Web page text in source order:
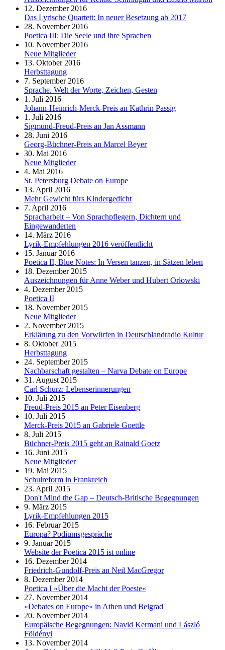
12. Dezember 2016
Das Lyrische Quartett: In neuer Besetzung ab 2017
28. November 2016
Poetica III: Die Seele und ihre Sprachen
10. November 2016
Neue Mitglieder
13. Oktober 2016
Herbsttagung
7. September 2016
Sprache. Welt der Worte, Zeichen, Gesten
1. Juli 2016
Johann-Heinrich-Merck-Preis an Kathrin Passig
1. Juli 2016
Sigmund-Freud-Preis an Jan Assmann
28. Juni 2016
Georg-Büchner-Preis an Marcel Beyer
30. Mai 2016
Neue Mitglieder
4. Mai 2016
St. Petersburg Debate on Europe
13. April 2016
Mehr Gewicht fürs Kindergedicht
7. April 2016
Spracharbeit – Von Sprachpflegern, Dichtern und
Eingewanderten
14. März 2016
Lyrik-Empfehlungen 2016 veröffentlicht
15. Januar 2016
Poetica II, Blue Notes: In Versen tanzen, in Sätzen leben
18. Dezember 2015
Auszeichnungen für Anne Weber und Hubert Orłowski
4. Dezember 2015
Poetica II
18. November 2015
Neue Mitglieder
2. November 2015
Erklärung zu den Vorwürfen in Deutschlandradio Kultur
8. Oktober 2015
Herbsttagung
24. September 2015
Nachbarschaft gestalten – Narva Debate on Europe
31. August 2015
Carl Schurz: Lebenserinnerungen
10. Juli 2015
Freud-Preis 2015 an Peter Eisenberg
10. Juli 2015
Merck-Preis 2015 an Gabriele Goettle
8. Juli 2015
Büchner-Preis 2015 geht an Rainald Goetz
16. Juni 2015
Neue Mitglieder
19. Mai 2015
Schulreform in Frankreich
23. April 2015
Don't Mind the Gap – Deutsch-Britische Begegnungen
9. März 2015
Lyrik-Empfehlungen 2015
16. Februar 2015
Europa? Podiumsgespräche
9. Januar 2015
Website der Poetica 2015 ist online
16. Dezember 2014
Friedrich-Gundolf-Preis an Neil MacGregor
8. Dezember 2014
Poetica I »Über die Macht der Poesie«
27. November 2014
»Debates on Europe« in Athen und Belgrad
20. November 2014
Europäische Begegnungen: Navid Kermani und László
Földényi
13. November 2014